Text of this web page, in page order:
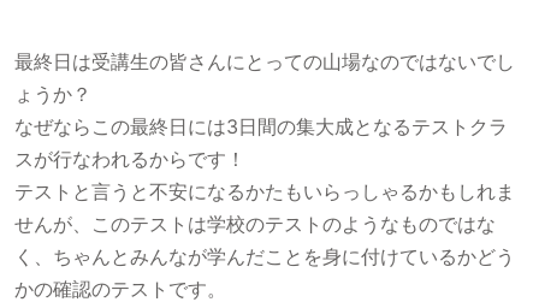
最終日は受講生の皆さんにとっての山場なのではないでし
ょうか？
なぜならこの最終日には3日間の集大成となるテストクラ
スが行なわれるからです！
テストと言うと不安になるかたもいらっしゃるかもしれま
せんが、このテストは学校のテストのようなものではな
く、ちゃんとみんなが学んだことを身に付けているかどう
かの確認のテストです。